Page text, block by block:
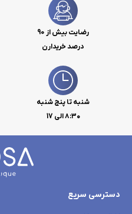
رضایت بیش از 90
درصد خریدارن
شنبه تا پنج شنبه
۸:۳۰ الی 17
دسترسی سریع